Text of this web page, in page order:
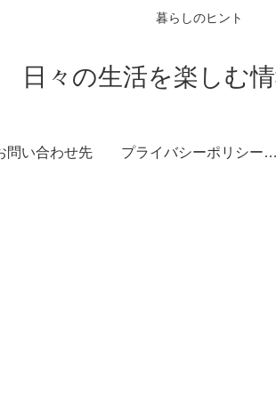
暮らしのヒント
日々の生活を楽しむ
問い合わせ先 プライバシーポリシー・免責事項